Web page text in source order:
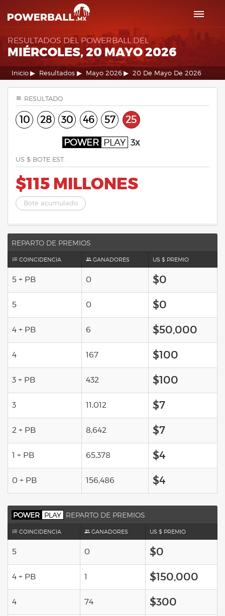
RESULTADOS DEL POWERBALL DEL
MIÉRCOLES, 20 MAYO 2026
Inicio Resultados Mayo 2026 20 De Mayo De 2026
RESULTADO
10 28 30 46 57 25
POWER PLAY 3x
US $ BOTE EST.
$115 MILLONES
Bote acumulado
REPARTO DE PREMIOS
COINCIDENCIA GANADORES US $ PREMIO
5 + PB 0 $0
5 0 $0
4 + PB 6 $50,000
4 167 $100
3 + PB 432 $100
3 11,012 $7
2 + PB 8,642 $7
1 + PB 65,378 $4
0 + PB 156,486 $4
POWER PLAY REPARTO DE PREMIOS
COINCIDENCIA GANADORES US $ PREMIO
5 0 $0
4 + PB 1 $150,000
4 74 $300